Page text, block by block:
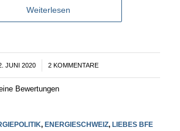
Weiterlesen
JUNI 2020
/ 2 KOMMENTARE
Bewertungen
, ENERGIESCHWEIZ, LIEBES BFE